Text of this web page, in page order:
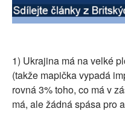
1) Ukrajina má na velké
(takže mapička vypadá
rovná 3% toho, co má v
má, ale žádná spása pro